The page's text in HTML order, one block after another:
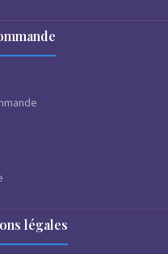
légales